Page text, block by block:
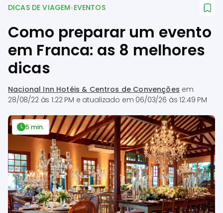
DICAS DE VIAGEM•EVENTOS
Como preparar um evento
em Franca: as 8 melhores
dicas
Nacional Inn Hotéis & Centros de Convenções em
28/08/22 às 1:22 PM e atualizado em 06/03/26 às 12:49 PM
5 min.